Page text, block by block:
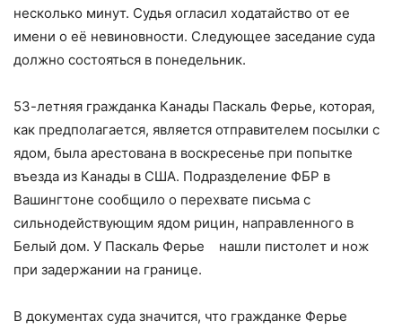
несколько минут. Судья огласил ходатайство от ее
имени о её невиновности. Следующее заседание суда
должно состояться в понедельник.
53-летняя гражданка Канады Паскаль Ферье, которая,
как предполагается, является отправителем посылки с
ядом, была арестована в воскресенье при попытке
въезда из Канады в США. Подразделение ФБР в
Вашингтоне сообщило о перехвате письма с
сильнодействующим ядом рицин, направленного в
Белый дом. У Паскаль Ферье нашли пистолет и нож
при задержании на границе.
В документах суда значится, что гражданке Ферье